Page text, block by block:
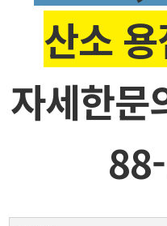
산소
자세한